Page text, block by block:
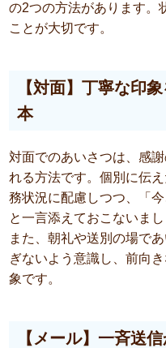
の2つの方法があります。
ことが大切です。
【対面】丁寧な印
本
対面でのあいさつは、感
れる方法です。個別に伝
務状況に配慮しつつ、「
と一言添えておこないまし
また、朝礼や送別の場で
ぎないよう意識し、前向
象です。
【メール】一斉送